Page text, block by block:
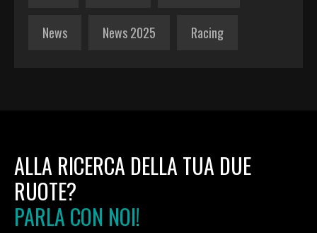
News News 2025 Racing
ALLA RICERCA DELLA TUA DUE
RUOTE?
PARLA CON NOI!